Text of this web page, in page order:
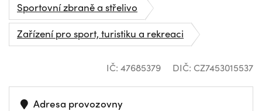
Sportovní zbraně a střelivo
Zařízení pro sport, turistiku a rekreaci
IČ: 47685379 DIČ: CZ7453015537
Adresa provozovny